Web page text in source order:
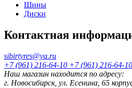
Шины
Диски
Контактная
sibirtyres@ya.ru
+7 (961) 216-64-10 +7 (961) 216-64-10
Наш магазин находится по адресу:
г. Новосибирск, ул. Есенина, 65